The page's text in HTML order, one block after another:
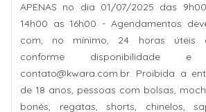
APENAS no dia 01/07/2025 das
14h00 as 16h00 - Agendamentos
com, no mínimo, 24 horas úteis
conforme disponibilidade
contato@kwara.com.br. Proibida a
de 18 anos, pessoas com bolsas,
bonés, regatas, shorts, chinelos,